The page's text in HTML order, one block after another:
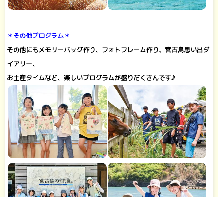
＊その他プログラム＊
その他にもメモリーバッグ作り、フォトフレーム作り、宮古島思い出ダ
イアリー、
お土産タイムなど、楽しいプログラムが盛りだくさんです♪